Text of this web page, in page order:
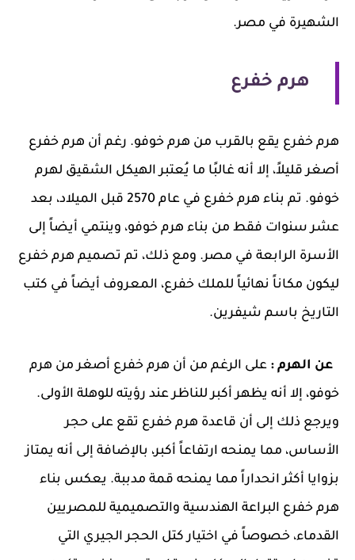
الشهيرة في مصر.
هرم خفرع
هرم خفرع يقع بالقرب من هرم خوفو. رغم أن هرم خفرع
أصغر قليلاً، إلا أنه غالبًا ما يُعتبر الهيكل الشقيق لهرم
خوفو. تم بناء هرم خفرع في عام 2570 قبل الميلاد، بعد
عشر سنوات فقط من بناء هرم خوفو، وينتمي أيضاً إلى
الأسرة الرابعة في مصر. ومع ذلك، تم تصميم هرم خفرع
ليكون مكاناً نهائياً للملك خفرع، المعروف أيضاً في كتب
التاريخ باسم شيفرين.
عن الهرم : على الرغم من أن هرم خفرع أصغر من هرم
خوفو، إلا أنه يظهر أكبر للناظر عند رؤيته للوهلة الأولى.
ويرجع ذلك إلى أن قاعدة هرم خفرع تقع على حجر
الأساس، مما يمنحه ارتفاعاً أكبر، بالإضافة إلى أنه يمتاز
بزوايا أكثر انحداراً مما يمنحه قمة مدببة. يعكس بناء
هرم خفرع البراعة الهندسية والتصميمية للمصريين
القدماء، خصوصاً في اختيار كتل الحجر الجيري التي